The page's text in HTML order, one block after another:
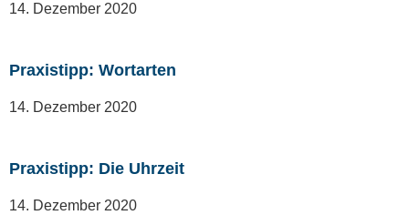
14. Dezember 2020
Praxistipp: Wortarten
14. Dezember 2020
Praxistipp: Die Uhrzeit
14. Dezember 2020